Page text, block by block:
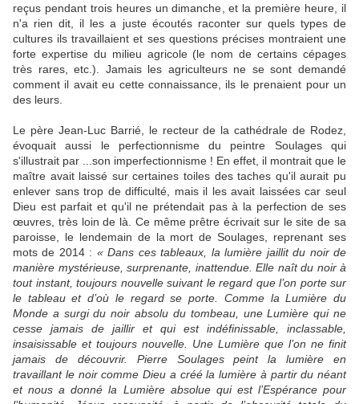
reçus pendant trois heures un dimanche, et la première heure, il
n'a rien dit, il les a juste écoutés raconter sur quels types de
cultures ils travaillaient et ses questions précises montraient une
forte expertise du milieu agricole (le nom de certains cépages
très rares, etc.). Jamais les agriculteurs ne se sont demandé
comment il avait eu cette connaissance, ils le prenaient pour un
des leurs.
Le père Jean-Luc Barrié, le recteur de la cathédrale de Rodez,
évoquait aussi le perfectionnisme du peintre Soulages qui
s'illustrait par ...son imperfectionnisme ! En effet, il montrait que le
maître avait laissé sur certaines toiles des taches qu'il aurait pu
enlever sans trop de difficulté, mais il les avait laissées car seul
Dieu est parfait et qu'il ne prétendait pas à la perfection de ses
œuvres, très loin de là. Ce même prêtre écrivait sur le site de sa
paroisse, le lendemain de la mort de Soulages, reprenant ses
mots de 2014 : « Dans ces tableaux, la lumière jaillit du noir de
manière mystérieuse, surprenante, inattendue. Elle naît du noir à
tout instant, toujours nouvelle suivant le regard que l’on porte sur
le tableau et d’où le regard se porte. Comme la Lumière du
Monde a surgi du noir absolu du tombeau, une Lumière qui ne
cesse jamais de jaillir et qui est indéfinissable, inclassable,
insaisissable et toujours nouvelle. Une Lumière que l’on ne finit
jamais de découvrir. Pierre Soulages peint la lumière en
travaillant le noir comme Dieu a créé la lumière à partir du néant
et nous a donné la Lumière absolue qui est l’Espérance pour